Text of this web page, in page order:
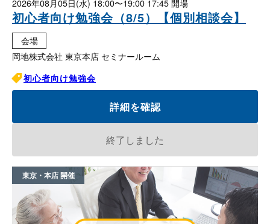
2026年08月05日(水) 18:00〜19:00 17:45
初心者向け勉強会（8/5）【個別相談会】
会場
岡地株式会社 東京本店 セミナールーム
初心者向け勉強会
詳細を確認
終了しました
東京・本店